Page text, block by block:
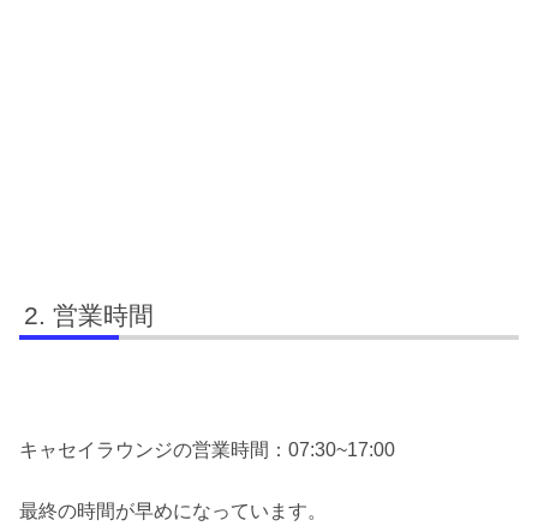
営業時間
キャセイラウンジの営業時間：07:30~17:00
最終の時間が早めになっています。